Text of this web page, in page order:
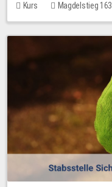
Kurs Magdelstieg 163